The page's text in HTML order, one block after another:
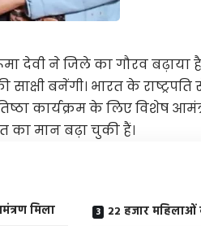
देवी ने जिले का गौरव बढ़ाया
साक्षी बनेंगी। भारत के
कार्यक्रम के लिए विशेष
का मान बढ़ा चुकी हैं।
मिला
22 हजार महिलाओं